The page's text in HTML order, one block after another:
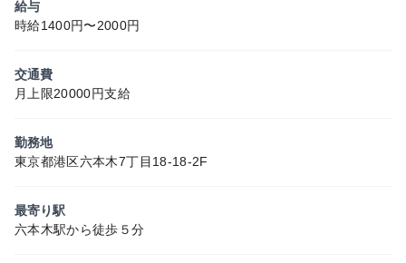
給与
時給1400円〜2000円
交通費
月上限20000円支給
勤務地
東京都港区六本木7丁目18-18-2F
最寄り駅
六本木駅から徒歩５分